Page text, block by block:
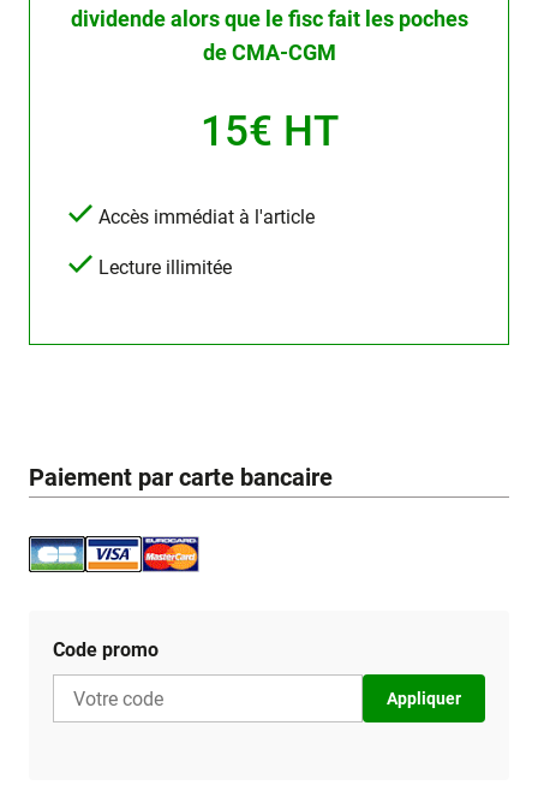
dividende alors que le fisc fait les poches
de CMA-CGM
15€ HT
Accès immédiat à l'article
Lecture illimitée
Paiement par carte bancaire
Code promo
Appliquer